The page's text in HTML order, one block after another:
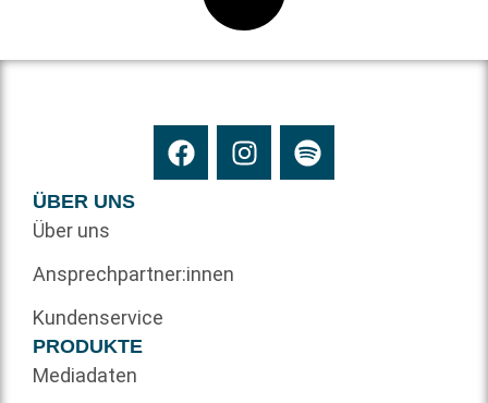
ÜBER UNS
Über uns
Ansprechpartner:innen
Kundenservice
PRODUKTE
Mediadaten